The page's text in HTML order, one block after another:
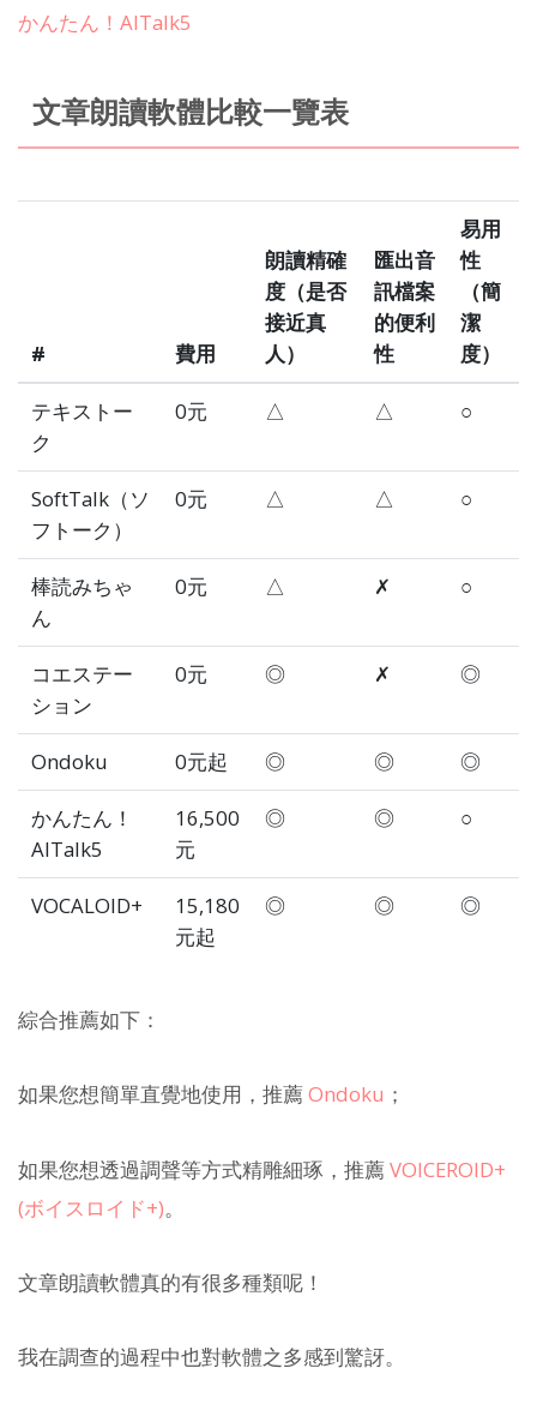
かんたん！AITalk5
文章朗讀軟體比較一覽表
# 費用
朗讀精確
度（是否
接近真
人）
匯出音
訊檔案
的便利
性
易用
性
（簡
潔
度）
テキストー
ク
0元 △ △ ○
SoftTalk（ソ
フトーク）
0元 △ △ ○
棒読みちゃ
ん
0元 △ ✗ ○
コエステー
ション
0元 ◎ ✗ ◎
Ondoku 0元起 ◎ ◎ ◎
かんたん！
AITalk5
16,500
元
◎ ◎ ○
VOCALOID+
15,180
元起
◎ ◎ ◎
綜合推薦如下：
如果您想簡單直覺地使用，推薦Ondoku ；
如果您想透過調聲等方式精雕細琢，推薦VOICEROID+
(ボイスロイド+)。
文章朗讀軟體真的有很多種類呢！
我在調查的過程中也對軟體之多感到驚訝。